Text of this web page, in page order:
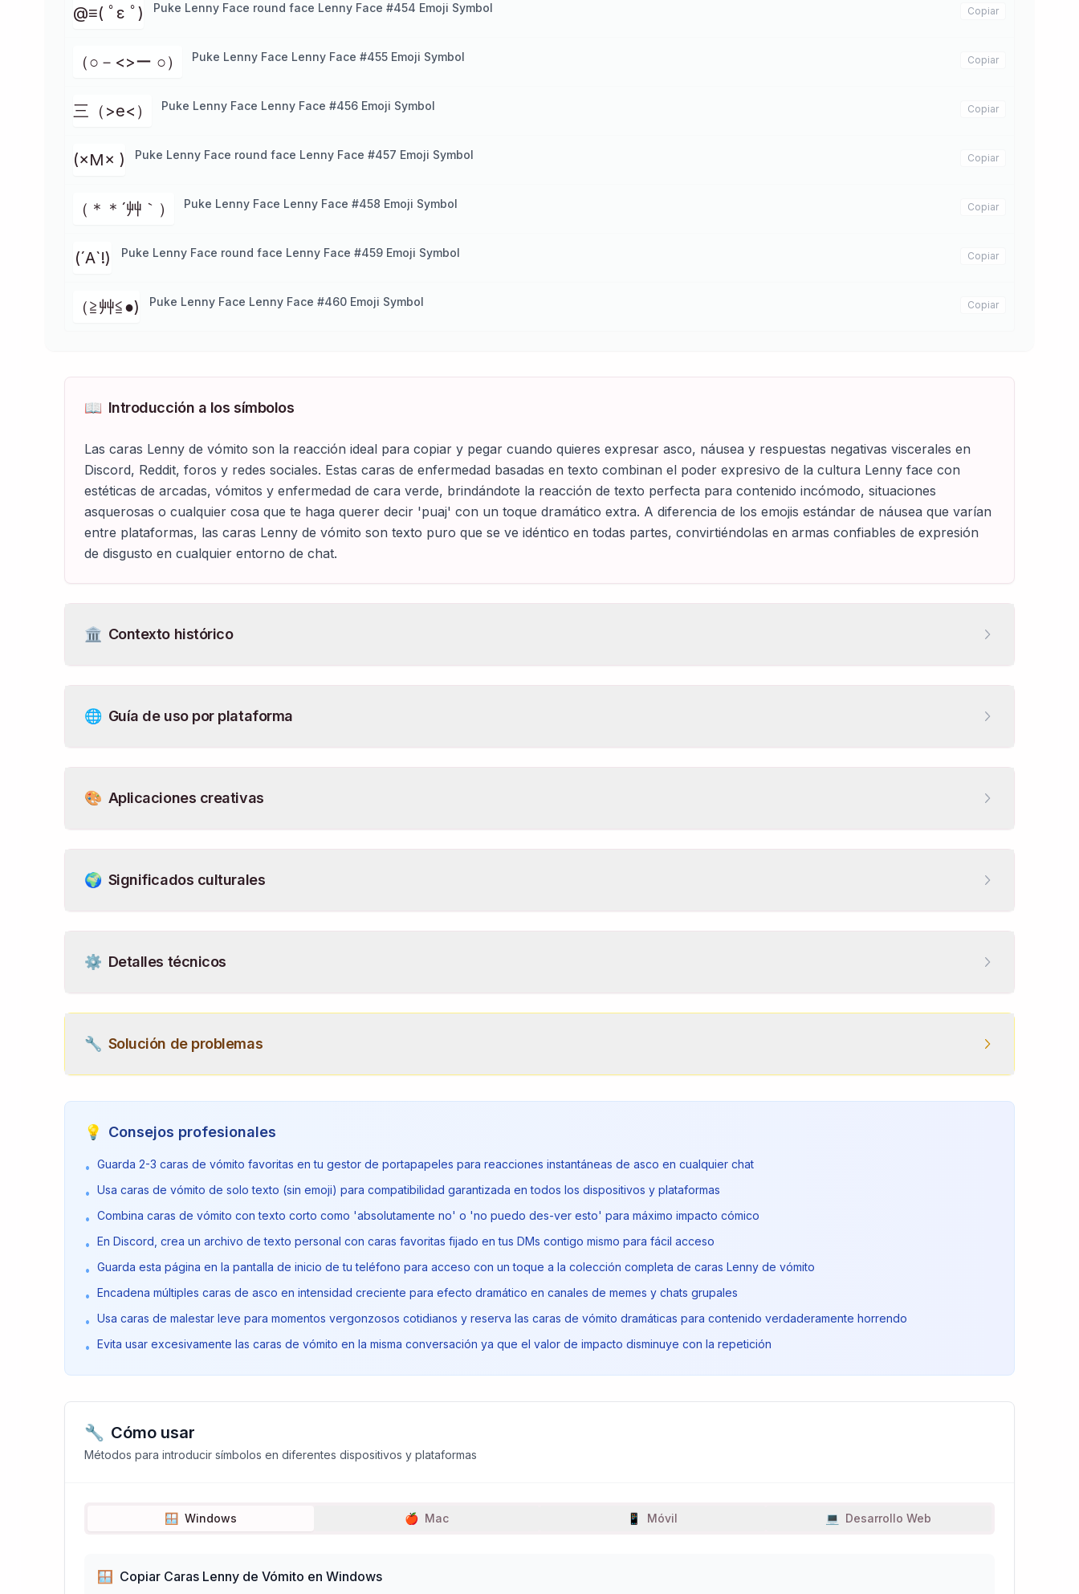
@≡( ﾟε ﾟ) Puke Lenny Face round face Lenny Face #454 Emoji Symbol Copiar
（○－<>ー ○） Puke Lenny Face Lenny Face #455 Emoji Symbol Copiar
三（>e<） Puke Lenny Face Lenny Face #456 Emoji Symbol Copiar
(×M× ) Puke Lenny Face round face Lenny Face #457 Emoji Symbol Copiar
（＊＊´艸｀） Puke Lenny Face Lenny Face #458 Emoji Symbol Copiar
(´A`!) Puke Lenny Face round face Lenny Face #459 Emoji Symbol Copiar
（≧艸≦●) Puke Lenny Face Lenny Face #460 Emoji Symbol Copiar
📖 Introducción a los símbolos
Las caras Lenny de vómito son la reacción ideal para copiar y pegar cuando quieres expresar asco, náusea y respuestas negativas viscerales en
Discord, Reddit, foros y redes sociales. Estas caras de enfermedad basadas en texto combinan el poder expresivo de la cultura Lenny face con
estéticas de arcadas, vómitos y enfermedad de cara verde, brindándote la reacción de texto perfecta para contenido incómodo, situaciones
asquerosas o cualquier cosa que te haga querer decir 'puaj' con un toque dramático extra. A diferencia de los emojis estándar de náusea que varían
entre plataformas, las caras Lenny de vómito son texto puro que se ve idéntico en todas partes, convirtiéndolas en armas confiables de expresión
de disgusto en cualquier entorno de chat.
🏛️ Contexto histórico
🌐 Guía de uso por plataforma
🎨 Aplicaciones creativas
🌍 Significados culturales
⚙️ Detalles técnicos
🔧 Solución de problemas
💡 Consejos profesionales
• Guarda 2-3 caras de vómito favoritas en tu gestor de portapapeles para reacciones instantáneas de asco en cualquier chat
• Usa caras de vómito de solo texto (sin emoji) para compatibilidad garantizada en todos los dispositivos y plataformas
• Combina caras de vómito con texto corto como 'absolutamente no' o 'no puedo des-ver esto' para máximo impacto cómico
• En Discord, crea un archivo de texto personal con caras favoritas fijado en tus DMs contigo mismo para fácil acceso
• Guarda esta página en la pantalla de inicio de tu teléfono para acceso con un toque a la colección completa de caras Lenny de vómito
• Encadena múltiples caras de asco en intensidad creciente para efecto dramático en canales de memes y chats grupales
• Usa caras de malestar leve para momentos vergonzosos cotidianos y reserva las caras de vómito dramáticas para contenido verdaderamente horrendo
• Evita usar excesivamente las caras de vómito en la misma conversación ya que el valor de impacto disminuye con la repetición
🔧 Cómo usar
Métodos para introducir símbolos en diferentes dispositivos y plataformas
🪟 Windows 🍎 Mac 📱 Móvil 💻 Desarrollo Web
🪟 Copiar Caras Lenny de Vómito en Windows